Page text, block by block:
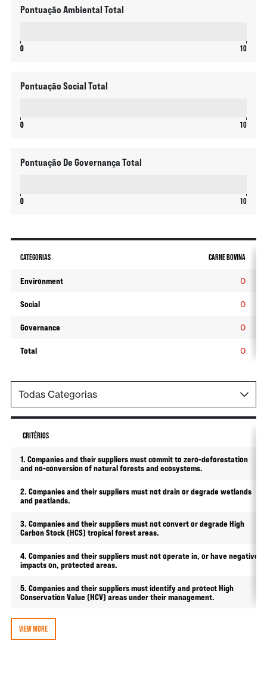
Pontuação Ambiental Total
0
0 100
Pontuação Social Total
0
0 100
Pontuação De Governança Total
0
0 100
CATEGORIAS CARNE BOVINA
Environment 0
Social 0
Governance 0
Total 0
CRITÉRIOS
1. Companies and their suppliers must commit to zero-deforestation
and no-conversion of natural forests and ecosystems.
2. Companies and their suppliers must not drain or degrade wetlands
and peatlands.
3. Companies and their suppliers must not convert or degrade High
Carbon Stock (HCS) tropical forest areas.
4. Companies and their suppliers must not operate in, or have negative
impacts on, protected areas.
5. Companies and their suppliers must identify and protect High
Conservation Value (HCV) areas under their management.
VIEW MORE